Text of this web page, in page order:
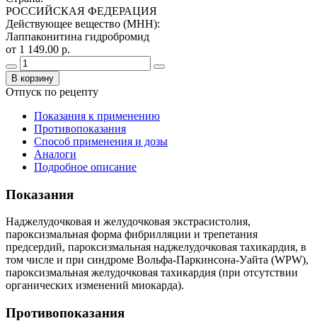
РОССИЙСКАЯ ФЕДЕРАЦИЯ
Действующее вещество (МНН):
Лаппаконитина гидробромид
от 1 149.00 р.
В корзину
Отпуск по рецепту
Показания к применению
Противопоказания
Способ применения и дозы
Аналоги
Подробное описание
Показания
Наджелудочковая и желудочковая экстрасистолия,
пароксизмальная форма фибрилляции и трепетания
предсердий, пароксизмальная наджелудочковая тахикардия, в
том числе и при синдроме Вольфа-Паркинсона-Уайта (WPW),
пароксизмальная желудочковая тахикардия (при отсутствии
органических изменений миокарда).
Противопоказания